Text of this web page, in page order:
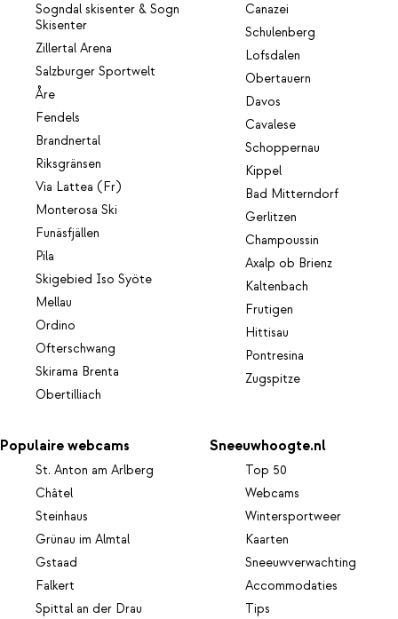
Sogndal skisenter & Sogn
Skisenter
Zillertal Arena
Salzburger Sportwelt
Åre
Fendels
Brandnertal
Riksgränsen
Via Lattea (Fr)
Monterosa Ski
Funäsfjällen
Pila
Skigebied Iso Syöte
Mellau
Ordino
Ofterschwang
Skirama Brenta
Obertilliach
Canazei
Schulenberg
Lofsdalen
Obertauern
Davos
Cavalese
Schoppernau
Kippel
Bad Mitterndorf
Gerlitzen
Champoussin
Axalp ob Brienz
Kaltenbach
Frutigen
Hittisau
Pontresina
Zugspitze
Populaire webcams
St. Anton am Arlberg
Châtel
Steinhaus
Grünau im Almtal
Gstaad
Falkert
Spittal an der Drau
Sneeuwhoogte.nl
Top 50
Webcams
Wintersportweer
Kaarten
Sneeuwverwachting
Accommodaties
Tips